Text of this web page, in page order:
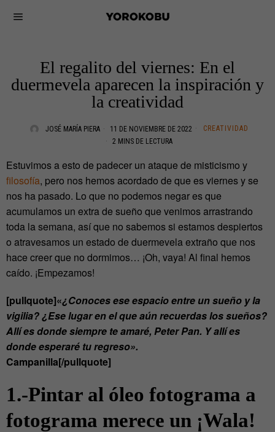
El regalito del viernes: En el
duermevela aparecen la inspiración y
la creatividad
JOSÉ MARÍA PIERA 11 DE NOVIEMBRE DE 2022
CREATIVIDAD
2 MINS DE LECTURA
Estuvimos a esto de padecer un ataque de misticismo y
filosofía, pero nos hemos acordado de que es viernes y se
nos ha pasado. Lo que no podemos negar es que
acumulamos un extra de sueño que venimos arrastrando
toda la semana, así que no sabemos si estamos despiertos
o atravesamos un estado de duermevela extraño que nos
hace creer que no dormimos… ¡Oh, vaya! Al final hemos
caído. ¡Empezamos!
[pullquote]«¿Conoces ese espacio entre un sueño y la
vigilia? ¿Ese lugar en el que aún recuerdas los sueños?
Allí es donde siempre te amaré, Peter Pan. Y allí es
donde esperaré tu regreso».
Campanilla[/pullquote]
1.-Pintar al óleo fotograma a
fotograma merece un ¡Wala!